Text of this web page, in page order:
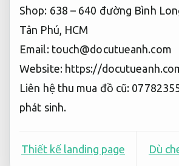
Shop: 638 – 640 đường Bình
Tân Phú, HCM
Email: touch@docutueanh.com
Website: https://
Liên hệ thu mua đồ cũ:
phát sinh.
Thiết kế landing page Dù